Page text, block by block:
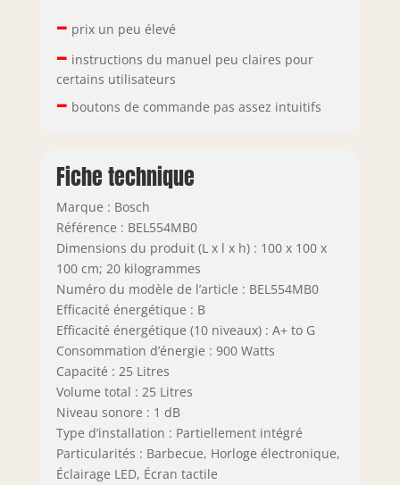
– prix un peu élevé
– instructions du manuel peu claires pour
certains utilisateurs
– boutons de commande pas assez intuitifs
Fiche technique
Marque : Bosch
Référence : BEL554MB0
Dimensions du produit (L x l x h) : 100 x 100 x
100 cm; 20 kilogrammes
Numéro du modèle de l’article : BEL554MB0
Efficacité énergétique : B
Efficacité énergétique (10 niveaux) : A+ to G
Consommation d’énergie : 900 Watts
Capacité : 25 Litres
Volume total : 25 Litres
Niveau sonore : 1 dB
Type d’installation : Partiellement intégré
Particularités : Barbecue, Horloge électronique,
Éclairage LED, Écran tactile